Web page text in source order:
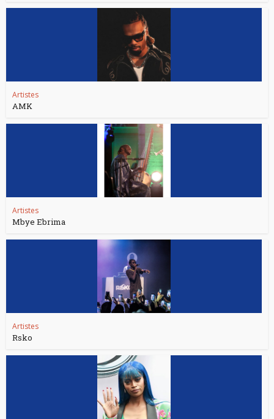
Artistes
AMK
Artistes
Mbye Ebrima
Artistes
Rsko